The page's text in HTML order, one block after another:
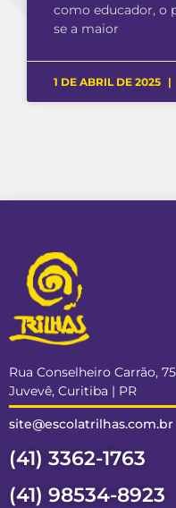
como educador, o
se a maior
1 DE ABRIL DE 2025
Rua Conselheiro Carrão,
Juvevê, Curitiba | PR
site@escolatrilhas.com.br
(41) 3362-1763
(41) 98534-8923